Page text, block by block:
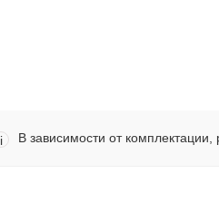
i В зависимости от